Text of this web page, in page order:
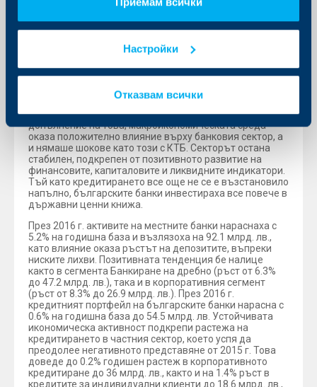
Настройки
Отказвам всички
стартиращите компании в областта на финансовите
България – Кредитирането отново расте след
В условията на дефлация през 2016 г., ръстът на БВП
от 3.4% надхвърли очакванията. Българската
икономика се възползва от слабото евро, ниските
цени на петрола и наличието на ликвидност. В
допълнение на това, макроикономическата среда
оказа положително влияние върху банковия сектор, а
и нямаше шокове като този с КТБ. Секторът остана
стабилен, подкрепен от позитивното развитие на
финансовите, капиталовите и ликвидните индикатори.
Тъй като кредитирането все още не се е възстановилo
напълно, българските банки инвестираха все повече в
държавни ценни книжа.
През 2016 г. активите на местните банки нараснаха с
5.2% на годишна база и възлязоха на 92.1 млрд. лв.,
като влияние оказа ръстът на депозитите, въпреки
ниските лихви. Позитивната тенденция бе налице
както в сегмента Банкиране на дребно (ръст от 6.3%
до 47.2 млрд. лв.), така и в корпоративния сегмент
(ръст от 8.3% до 26.9 млрд. лв.). През 2016 г.
кредитният портфейл на българските банки нарасна с
0.6% на годишна база до 54.5 млрд. лв. Устойчивата
икономическа активност подкрепи растежа на
кредитирането в частния сектор, което успя да
преодолее негативното представяне от 2015 г. Това
доведе до 0.2% годишен растеж в корпоративното
кредитиране до 36 млрд. лв., както и на 1.4% ръст в
кредитите за индивидуални клиенти до 18.6 млрд. лв.,